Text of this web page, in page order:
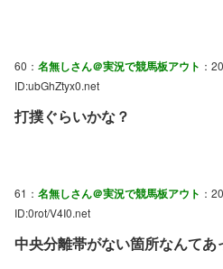
60： 名無しさん＠実況で競馬板アウト ：
ID:ubGhZtyx0.net
打撲ぐらいかな？
61： 名無しさん＠実況で競馬板アウト ：
ID:0rot/V4I0.net
中央分離帯がない箇所なんてあ